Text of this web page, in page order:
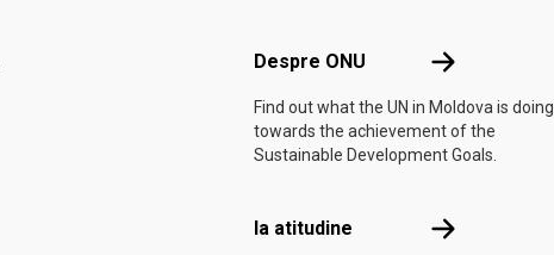
Despre ONU Despre ONU
Find out what the UN in Moldova is doing
towards the achievement of the
Sustainable Development Goals.
Ia atitudine Ia atitudine